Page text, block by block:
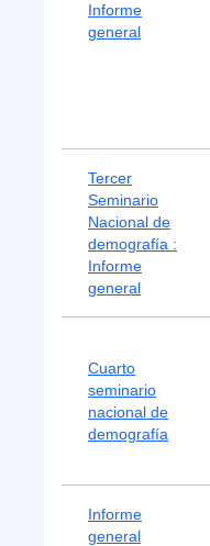
Informe
general
Tercer
Seminario
Nacional de
demografía :
Informe
general
Cuarto
seminario
nacional de
demografía
Informe
general